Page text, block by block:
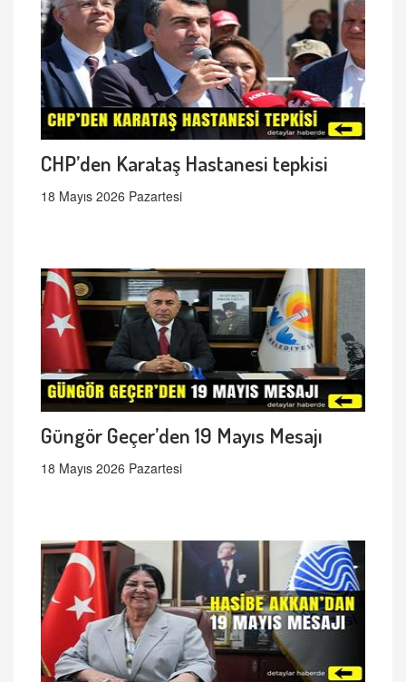
CHP’den Karataş Hastanesi tepkisi
18 Mayıs 2026 Pazartesi
Güngör Geçer’den 19 Mayıs Mesajı
18 Mayıs 2026 Pazartesi